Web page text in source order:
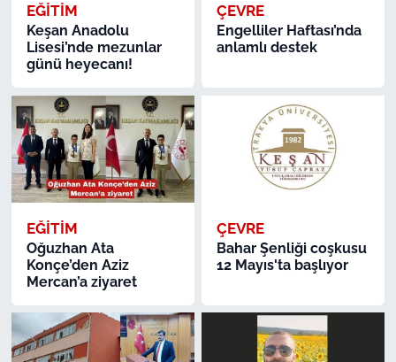
EĞİTİM
Keşan Anadolu
Lisesi’nde mezunlar
günü heyecanı!
ÇEVRE
Engelliler Haftası’nda
anlamlı destek
EĞİTİM
Oğuzhan Ata
Konçe’den Aziz
Mercan’a ziyaret
ÇEVRE
Bahar Şenliği coşkusu
12 Mayıs'ta başlıyor